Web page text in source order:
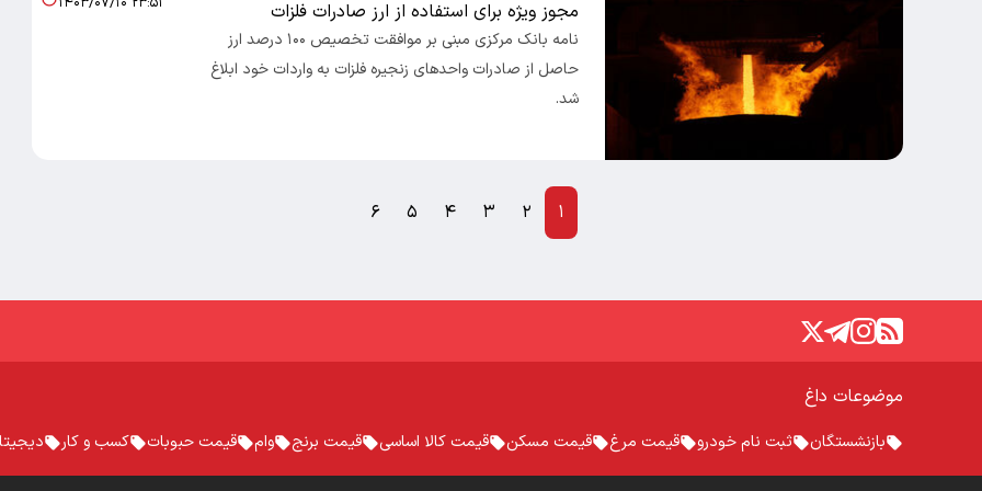
مجوز ویژه برای استفاده از ارز صادرات فلزات
نامه بانک مرکزی مبنی بر موافقت تخصیص ۱۰۰ درصد ارز
حاصل از صادرات واحدهای زنجیره فلزات به واردات خود ابلاغ
شد.
۱ ۲ ۳ ۴ ۵ ۶
موضوعات داغ
بازنشستگان ثبت نام خودرو قیمت مرغ قیمت مسکن قیمت کالا اساسی قیمت برنج وام قیمت حبوبات کسب و کار